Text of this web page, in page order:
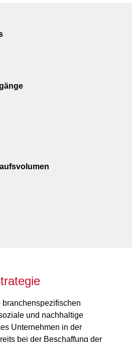
und nachhaltige
Unternehmen in der
bei der Beschaffung der